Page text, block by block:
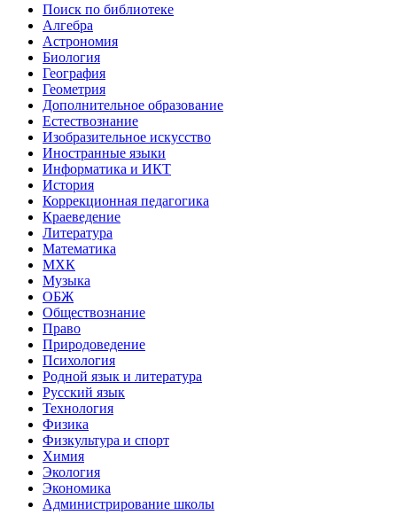
Поиск по библиотеке
Алгебра
Астрономия
Биология
География
Геометрия
Дополнительное образование
Естествознание
Изобразительное искусство
Иностранные языки
Информатика и ИКТ
История
Коррекционная педагогика
Краеведение
Литература
Математика
МХК
Музыка
ОБЖ
Обществознание
Право
Природоведение
Психология
Родной язык и литература
Русский язык
Технология
Физика
Физкультура и спорт
Химия
Экология
Экономика
Администрирование школы